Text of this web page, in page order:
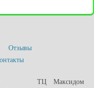
Отзывы
ТЦ Максидом